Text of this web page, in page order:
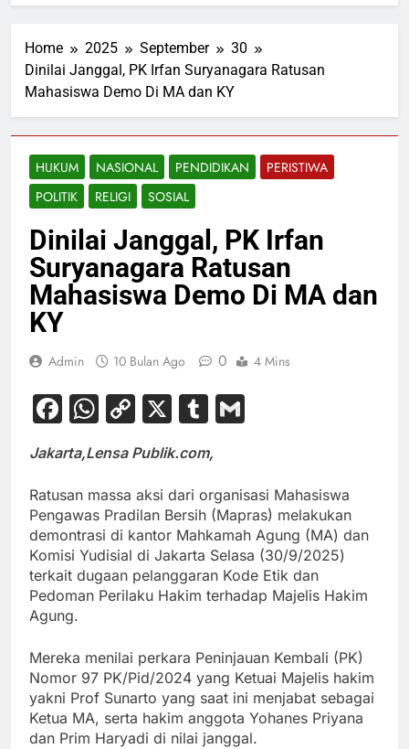
Home 2025 September
30
Dinilai Janggal, PK Irfan Suryanagara Ratusan
Mahasiswa Demo Di MA dan KY
HUKUM NASIONAL PENDIDIKAN
PERISTIWA
POLITIK
RELIGI SOSIAL
Dinilai Janggal, PK Irfan
Suryanagara Ratusan
Mahasiswa Demo Di MA dan
KY
Admin 10 Bulan Ago 0 4 Mins
Facebook
WhatsApp
Copy
Link
X Tumblr
Jakarta,Lensa Publik.com,
Ratusan massa aksi dari organisasi Mahasiswa
Pengawas Pradilan Bersih (Mapras) melakukan
demontrasi di kantor Mahkamah Agung (MA) dan
Komisi Yudisial di Jakarta Selasa (30/9/2025)
terkait dugaan pelanggaran Kode Etik dan
Pedoman Perilaku Hakim terhadap Majelis Hakim
Agung.
Mereka menilai perkara Peninjauan Kembali (PK)
Nomor 97 PK/Pid/2024 yang Ketuai Majelis hakim
yakni Prof Sunarto yang saat ini menjabat sebagai
Ketua MA, serta hakim anggota Yohanes Priyana
dan Prim Haryadi di nilai janggal.